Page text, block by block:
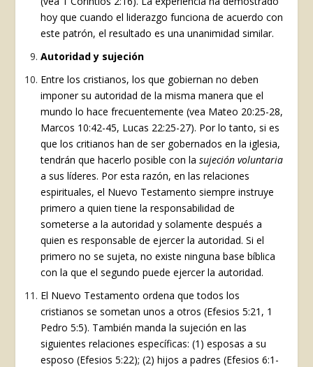
hoy que cuando el liderazgo funciona de acuerdo con
este patrón, el resultado es una unanimidad similar.
Autoridad y sujeción
Entre los cristianos, los que gobiernan no deben
imponer su autoridad de la misma manera que el
mundo lo hace frecuentemente (vea Mateo 20:25-28,
Marcos 10:42-45, Lucas 22:25-27). Por lo tanto, si es
que los critianos han de ser gobernados en la iglesia,
tendrán que hacerlo posible con lasujeción voluntaria
a sus líderes. Por esta razón, en las relaciones
espirituales, el Nuevo Testamento siempre instruye
primero a quien tiene la responsabilidad de
someterse a la autoridad y solamente después a
quien es responsable de ejercer la autoridad. Si el
primero no se sujeta, no existe ninguna base bíblica
con la que el segundo puede ejercer la autoridad.
El Nuevo Testamento ordena que todos los
cristianos se sometan unos a otros (Efesios 5:21, 1
Pedro 5:5). También manda la sujeción en las
siguientes relaciones específicas: (1) esposas a su
esposo (Efesios 5:22); (2) hijos a padres (Efesios 6:1-